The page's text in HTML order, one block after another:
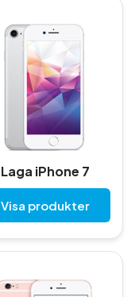
Laga iPhone 7
Visa produkter